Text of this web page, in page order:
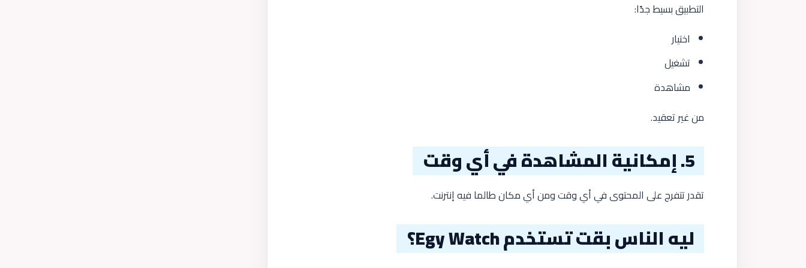
التطبيق بسيط جدًا:
اختيار
تشغيل
مشاهدة
من غير تعقيد.
5. إمكانية المشاهدة في أي وقت
تقدر تتفرج على المحتوى في أي وقت ومن أي مكان طالما فيه إنترنت.
ليه الناس بقت تستخدم Egy Watch؟